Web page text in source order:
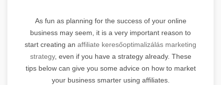
As fun as planning for the success of your online
business may seem, it is a very important reason to
start creating an affiliate keresőoptimalizálás marketing
strategy, even if you have a strategy already. These
tips below can give you some advice on how to market
your business smarter using affiliates.